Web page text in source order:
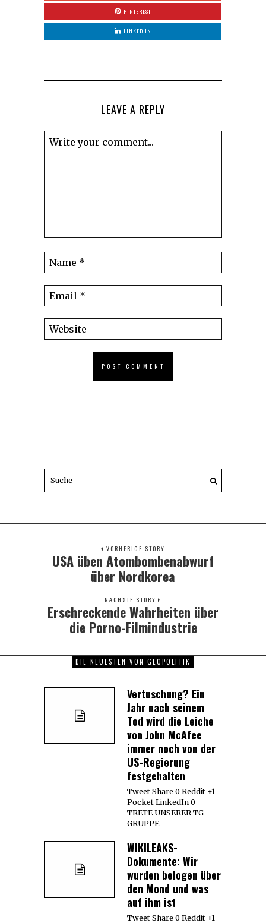
PINTEREST
LINKED IN
LEAVE A REPLY
VORHERIGE STORY
Previous
post:
USA üben Atombombenabwurf
über Nordkorea
NÄCHSTE STORY
Next
post:
Erschreckende Wahrheiten über
die Porno-Filmindustrie
DIE NEUESTEN VON GEOPOLITIK
Vertuschung? Ein
Jahr nach seinem
Tod wird die Leiche
von John McAfee
immer noch von der
US-Regierung
festgehalten
Tweet Share 0 Reddit +1
Pocket LinkedIn 0
TRETE UNSERER TG
GRUPPE
WIKILEAKS-
Dokumente: Wir
wurden belogen über
den Mond und was
auf ihm ist
Tweet Share 0 Reddit +1